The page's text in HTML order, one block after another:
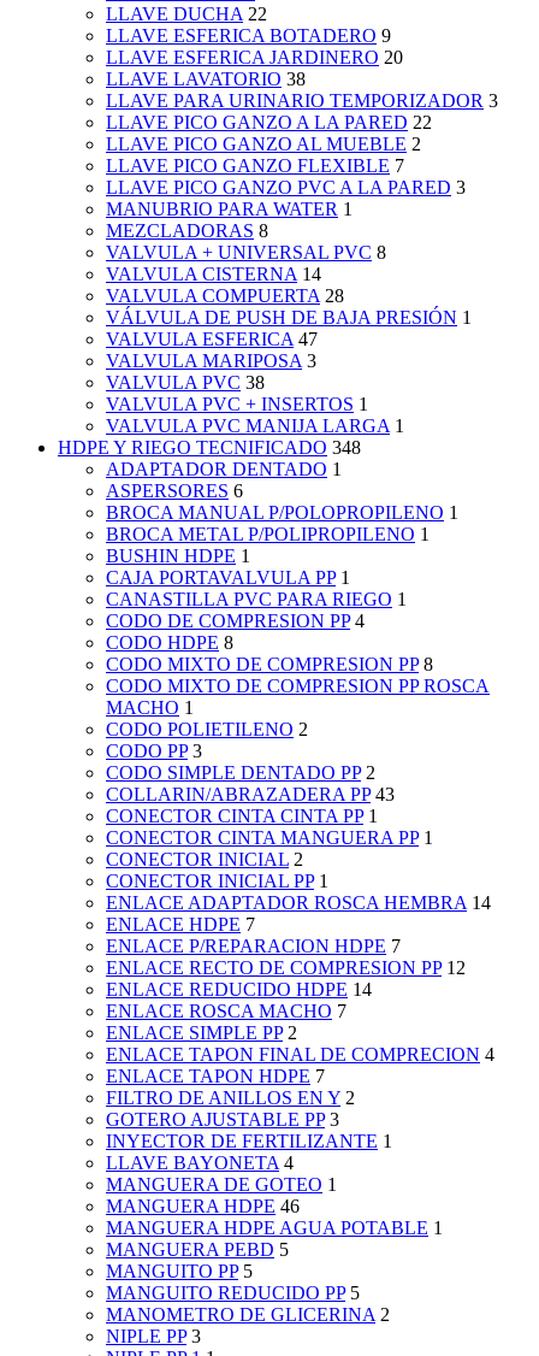
LLAVE DUCHA 22
LLAVE ESFERICA BOTADERO 9
LLAVE ESFERICA JARDINERO 20
LLAVE LAVATORIO 38
LLAVE PARA URINARIO TEMPORIZADOR 3
LLAVE PICO GANZO A LA PARED 22
LLAVE PICO GANZO AL MUEBLE 2
LLAVE PICO GANZO FLEXIBLE 7
LLAVE PICO GANZO PVC A LA PARED 3
MANUBRIO PARA WATER 1
MEZCLADORAS 8
VALVULA + UNIVERSAL PVC 8
VALVULA CISTERNA 14
VALVULA COMPUERTA 28
VÁLVULA DE PUSH DE BAJA PRESIÓN 1
VALVULA ESFERICA 47
VALVULA MARIPOSA 3
VALVULA PVC 38
VALVULA PVC + INSERTOS 1
VALVULA PVC MANIJA LARGA 1
HDPE Y RIEGO TECNIFICADO 348
ADAPTADOR DENTADO 1
ASPERSORES 6
BROCA MANUAL P/POLOPROPILENO 1
BROCA METAL P/POLIPROPILENO 1
BUSHIN HDPE 1
CAJA PORTAVALVULA PP 1
CANASTILLA PVC PARA RIEGO 1
CODO DE COMPRESION PP 4
CODO HDPE 8
CODO MIXTO DE COMPRESION PP 8
CODO MIXTO DE COMPRESION PP ROSCA
MACHO 1
CODO POLIETILENO 2
CODO PP 3
CODO SIMPLE DENTADO PP 2
COLLARIN/ABRAZADERA PP 43
CONECTOR CINTA CINTA PP 1
CONECTOR CINTA MANGUERA PP 1
CONECTOR INICIAL 2
CONECTOR INICIAL PP 1
ENLACE ADAPTADOR ROSCA HEMBRA 14
ENLACE HDPE 7
ENLACE P/REPARACION HDPE 7
ENLACE RECTO DE COMPRESION PP 12
ENLACE REDUCIDO HDPE 14
ENLACE ROSCA MACHO 7
ENLACE SIMPLE PP 2
ENLACE TAPON FINAL DE COMPRECION 4
ENLACE TAPON HDPE 7
FILTRO DE ANILLOS EN Y 2
GOTERO AJUSTABLE PP 3
INYECTOR DE FERTILIZANTE 1
LLAVE BAYONETA 4
MANGUERA DE GOTEO 1
MANGUERA HDPE 46
MANGUERA HDPE AGUA POTABLE 1
MANGUERA PEBD 5
MANGUITO PP 5
MANGUITO REDUCIDO PP 5
MANOMETRO DE GLICERINA 2
NIPLE PP 3